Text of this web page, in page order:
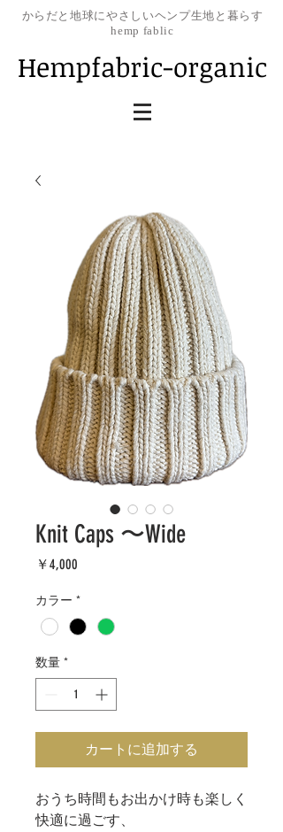
​からだと地球にやさしいヘンプ生地と暮らす
hemp fablic
Hempfabric-organic
Knit Caps 〜Wide
￥4,000
カラー *
数量 *
カートに追加する
おうち時間もお出かけ時も楽しく
快適に過ごす、